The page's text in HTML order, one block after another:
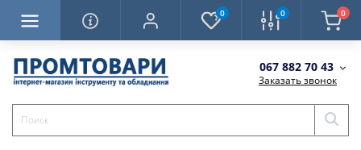
0 0 0
067 882 70 43
Заказать звонок